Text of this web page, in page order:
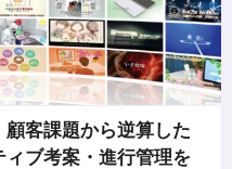
顧客課題から逆算した
ブ考案・進行管理を